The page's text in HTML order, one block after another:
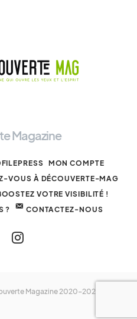
Magazine
MON COMPTE
VOUS À DÉCOUVERTE-MAG
VOTRE VISIBILITÉ !
?
CONTACTEZ-NOUS
Magazine 2020-2025